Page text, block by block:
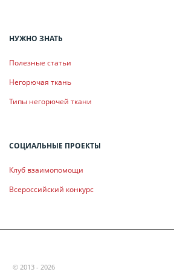
НУЖНО ЗНАТЬ
Полезные статьи
Негорючая ткань
Типы негорючей ткани
СОЦИАЛЬНЫЕ ПРОЕКТЫ
Клуб взаимопомощи
Всероссийский конкурс
© 2013 - 2026